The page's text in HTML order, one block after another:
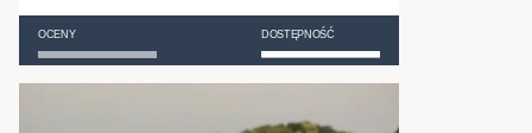
OCENY DOSTĘPNOŚĆ